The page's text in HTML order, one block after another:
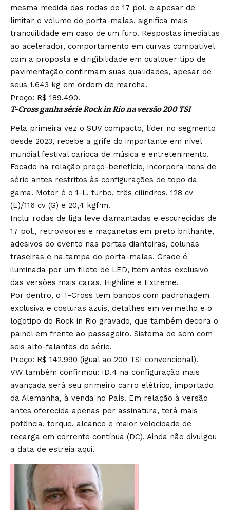
mesma medida das rodas de 17 pol. e apesar de
limitar o volume do porta-malas, significa mais
tranquilidade em caso de um furo. Respostas imediatas
ao acelerador, comportamento em curvas compatível
com a proposta e dirigibilidade em qualquer tipo de
pavimentação confirmam suas qualidades, apesar de
seus 1.643 kg em ordem de marcha.
Preço: R$ 189.490.
T-Cross ganha série Rock in Rio na versão 200 TSI
Pela primeira vez o SUV compacto, líder no segmento
desde 2023, recebe a grife do importante em nível
mundial festival carioca de música e entretenimento.
Focado na relação preço-benefício, incorpora itens de
série antes restritos às configurações de topo da
gama. Motor é o 1-L, turbo, três cilindros, 128 cv
(E)/116 cv (G) e 20,4 kgf·m.
Inclui rodas de liga leve diamantadas e escurecidas de
17 pol., retrovisores e maçanetas em preto brilhante,
adesivos do evento nas portas dianteiras, colunas
traseiras e na tampa do porta-malas. Grade é
iluminada por um filete de LED, item antes exclusivo
das versões mais caras, Highline e Extreme.
Por dentro, o T-Cross tem bancos com padronagem
exclusiva e costuras azuis, detalhes em vermelho e o
logotipo do Rock in Rio gravado, que também decora o
painel em frente ao passageiro. Sistema de som com
seis alto-falantes de série.
Preço: R$ 142.990 (igual ao 200 TSI convencional).
VW também confirmou: ID.4 na configuração mais
avançada será seu primeiro carro elétrico, importado
da Alemanha, à venda no País. Em relação à versão
antes oferecida apenas por assinatura, terá mais
potência, torque, alcance e maior velocidade de
recarga em corrente contínua (DC). Ainda não divulgou
a data de estreia aqui.